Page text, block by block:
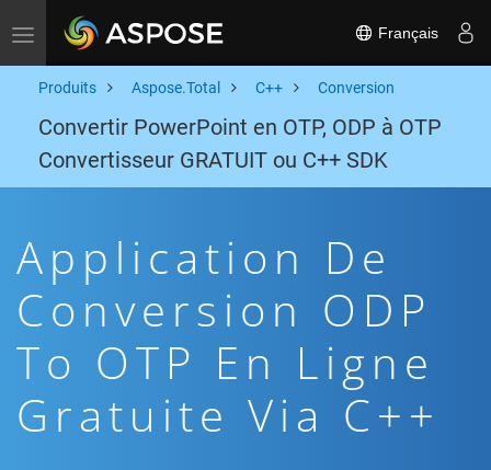
Toggle navigation Français
Produits Aspose.Total C++ Conversion
Convertir PowerPoint en OTP, ODP à OTP
Convertisseur GRATUIT ou C++ SDK
Application De
Conversion ODP
To OTP En Ligne
Gratuite Via C++